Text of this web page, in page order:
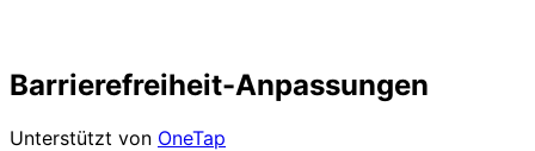
Barrierefreiheit-Anpassungen
Unterstützt von OneTap